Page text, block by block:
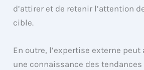
d’attirer et de retenir l’attention
cible.
En outre, l’expertise externe
une connaissance des tendances